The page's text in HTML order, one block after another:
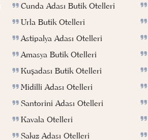
Cunda Adası Butik Otelleri
Urla Butik Otelleri
Astipalya Adası Otelleri
Amasya Butik Otelleri
Kuşadası Butik Otelleri
Midilli Adası Otelleri
Santorini Adası Otelleri
Kavala Otelleri
Sakız Adası Otelleri